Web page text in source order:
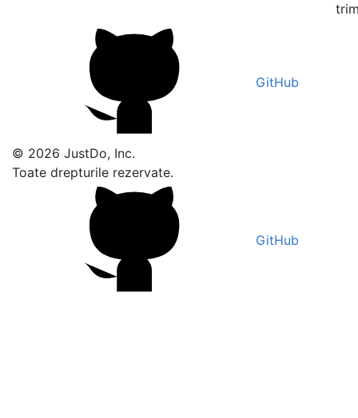
GitHub
© 2026 JustDo, Inc.
Toate drepturile rezervate.
GitHub